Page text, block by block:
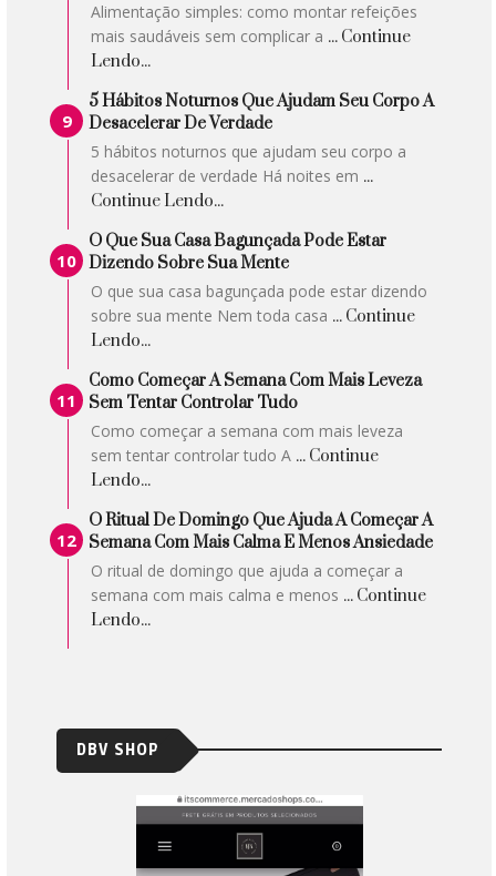
Alimentação simples: como montar refeições
mais saudáveis sem complicar a ... Continue
Lendo...
5 Hábitos Noturnos Que Ajudam Seu Corpo A
Desacelerar De Verdade
5 hábitos noturnos que ajudam seu corpo a
desacelerar de verdade Há noites em ...
Continue Lendo...
O Que Sua Casa Bagunçada Pode Estar
Dizendo Sobre Sua Mente
O que sua casa bagunçada pode estar dizendo
sobre sua mente Nem toda casa ... Continue
Lendo...
Como Começar A Semana Com Mais Leveza
Sem Tentar Controlar Tudo
Como começar a semana com mais leveza
sem tentar controlar tudo A ... Continue
Lendo...
O Ritual De Domingo Que Ajuda A Começar A
Semana Com Mais Calma E Menos Ansiedade
O ritual de domingo que ajuda a começar a
semana com mais calma e menos ... Continue
Lendo...
DBV SHOP